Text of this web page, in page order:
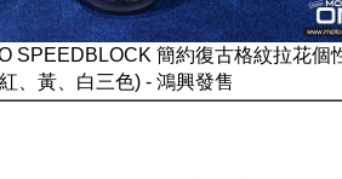
SPEEDBLOCK 簡約復古格紋拉花個
、黃、白三色) - 鴻興發售